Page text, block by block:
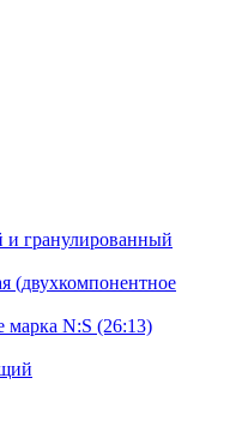
и гранулированный
(двухкомпонентное
марка N:S (26:13)